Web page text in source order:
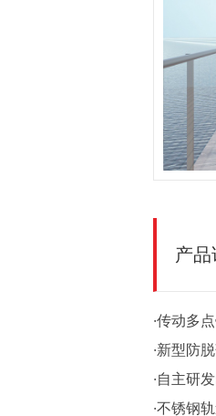
产
·传动多
·新型防
·自主研
·不锈钢